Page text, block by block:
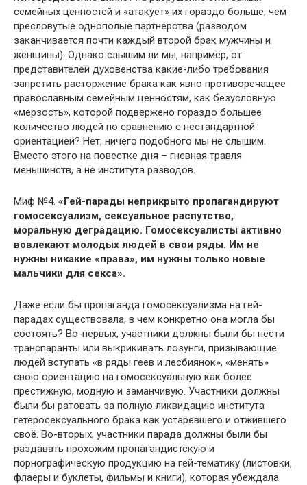
семейных ценностей и «атакует» их гораздо больше, чем
пресловутые однополые партнерства (разводом
заканчивается почти каждый второй брак мужчины и
женщины). Однако слышим ли мы, например, от
представителей духовенства какие-либо требования
запретить расторжение брака как явно противоречащее
православным семейным ценностям, как безусловную
«мерзость», которой подвержено гораздо большее
количество людей по сравнению с нестандартной
ориентацией? Нет, ничего подобного мы не слышим.
Вместо этого на повестке дня – гневная травля
меньшинств, а не института разводов.
Миф №4. «Гей-парады неприкрыто пропагандируют
гомосексуализм, сексуальное распутство,
моральную деградацию. Гомосексуалисты активно
вовлекают молодых людей в свои ряды. Им не
нужны никакие «права», им нужны только новые
мальчики для секса».
Даже если бы пропаганда гомосексуализма на гей-
парадах существовала, в чем конкретно она могла бы
состоять? Во-первых, участники должны были бы нести
транспаранты или выкрикивать лозунги, призывающие
людей вступать «в ряды геев и лесбиянок», «менять»
свою ориентацию на гомосексуальную как более
престижную, модную и заманчивую. Участники должны
были бы ратовать за полную ликвидацию института
гетеросексуального брака как устаревшего и отжившего
своё. Во-вторых, участники парада должны были бы
раздавать прохожим пропагандистскую и
порнографическую продукцию на гей-тематику (листовки,
флаеры и буклеты, фильмы и книги), которая убеждала